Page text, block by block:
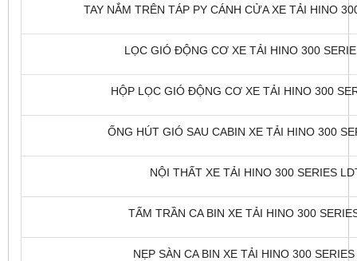
TAY NẮM TRÊN TÁP PY CÁNH CỬA XE TẢI HINO
LỌC GIÓ ĐỘNG CƠ XE TẢI HINO 300
HỘP LỌC GIÓ ĐỘNG CƠ XE TẢI HINO 300
ỐNG HÚT GIÓ SAU CABIN XE TẢI HINO 300
NỘI THẤT XE TẢI HINO 300 SERIES
TẤM TRẦN CA BIN XE TẢI HINO 300
NẸP SÀN CA BIN XE TẢI HINO 300